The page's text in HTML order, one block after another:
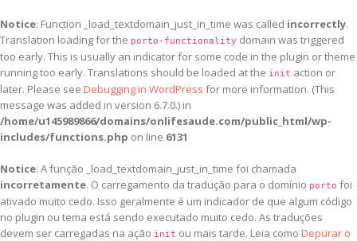
Notice: Function _load_textdomain_just_in_time was called incorrectly.
Translation loading for the porto-functionality domain was triggered
too early. This is usually an indicator for some code in the plugin or theme
running too early. Translations should be loaded at the init action or
later. Please see Debugging in WordPress for more information. (This
message was added in version 6.7.0.) in
/home/u145989866/domains/onlifesaude.com/public_html/wp-
includes/functions.php on line 6131
Notice: A função _load_textdomain_just_in_time foi chamada
incorretamente. O carregamento da tradução para o domínio porto foi
ativado muito cedo. Isso geralmente é um indicador de que algum código
no plugin ou tema está sendo executado muito cedo. As traduções
devem ser carregadas na ação init ou mais tarde. Leia como Depurar o